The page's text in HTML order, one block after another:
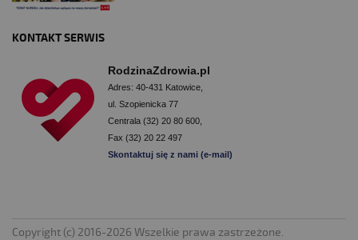
KONTAKT SERWIS
RodzinaZdrowia.pl
Adres: 40-431 Katowice,
ul. Szopienicka 77
Centrala (32) 20 80 600,
Fax (32) 20 22 497
Skontaktuj się z nami (e-mail)
Copyright (c) 2016-2026 Wszelkie prawa zastrzeżone.